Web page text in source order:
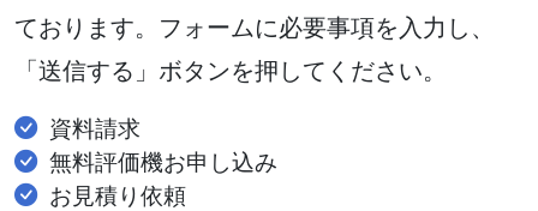
ております。フォームに必要事項を入力し、
「送信する」ボタンを押してください。
資料請求
無料評価機お申し込み
お見積り依頼